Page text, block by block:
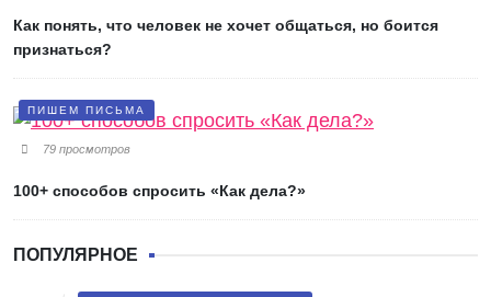
Как понять, что человек не хочет общаться, но боится
признаться?
ПИШЕМ ПИСЬМА
79 просмотров
100+ способов спросить «Как дела?»
ПОПУЛЯРНОЕ